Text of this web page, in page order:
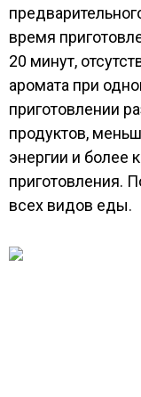
время
20 минут,
аромата при
приготовлении
продуктов,
энергии и более
приготовления.
всех видов еды.